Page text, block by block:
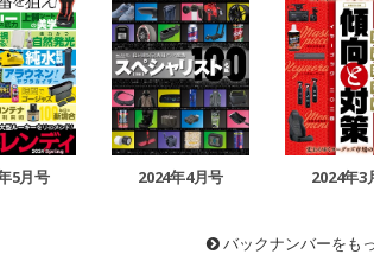
5月号 2024年4月号 2024年3
バックナンバーをも